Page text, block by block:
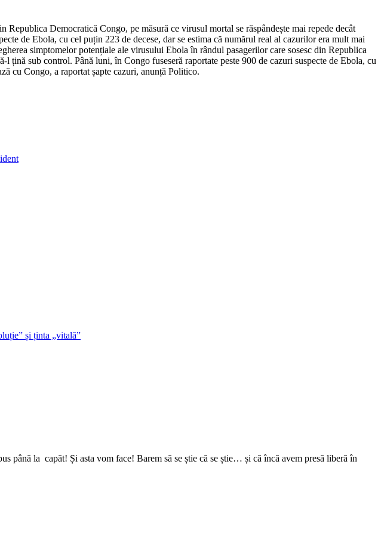
Democratică Congo, pe măsură ce virusul mortal se răspândește mai repede decât
de Ebola, cu cel puțin 223 de decese, dar se estima că numărul real al cazurilor era mult mai
simptomelor potențiale ale virusului Ebola în rândul pasagerilor care sosesc din Republica
țină sub control. Până luni, în Congo fuseseră raportate peste 900 de cazuri suspecte de Ebola, cu
cu Congo, a raportat șapte cazuri, anunță Politico.
și ținta „vitală”
până la capăt! Și asta vom face! Barem să se știe că se știe… și că încă avem presă liberă în